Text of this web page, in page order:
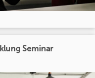
Seminar